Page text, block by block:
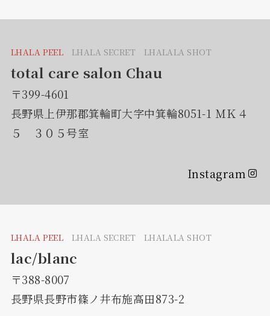
LHALA PEEL LHALA SECRET LHALALA SHOT
total care salon Chau
〒399-4601
長野県上伊那郡箕輪町大字中箕輪8051-1 ＭＫ４
５ ３０５号室
Instagram
LHALA PEEL LHALA SECRET LHALALA SHOT
lac/blanc
〒388-8007
長野県長野市篠ノ井布施高田873-2